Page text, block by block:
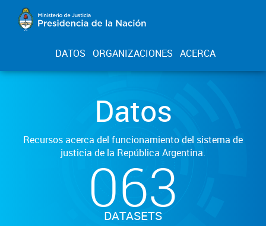
DATOS ORGANIZACIONES ACERCA
Datos
Recursos acerca del funcionamiento del sistema de
justicia de la República Argentina.
063
DATASETS